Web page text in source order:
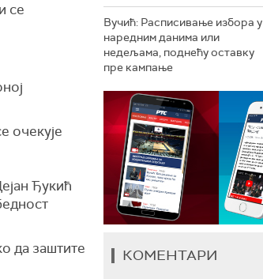
се
очекује
Ђукић
да заштите
Вучић: Расписивање избора у
наредним данима или
недељама, поднећу оставку
пре кампање
КОМЕНТАРИ